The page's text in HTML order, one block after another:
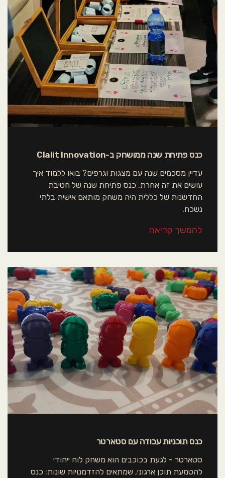
סמן קישורים
אפס את כל האפשרויות
cached
כנס פתיחת שנה ממושחק ב-Clalit Innovation
עדיין מסכמים שנה עם מצגות וגרפים? בואו ללמוד איך
עושים את זה אחרת. כנס פתיחת שנה של חטיבת
החדשנות של כללית היה משחק מותאם אישית בלתי
נשכח.
להמשך קריאה
כנס תוכניות עבודה עם סטארטר
סטארטר - לגעת בכוכבים הוא משחק לוח ייחודי
להטמעת תוכן ארגוני, שמתאים להזדמנויות שונות: כנס